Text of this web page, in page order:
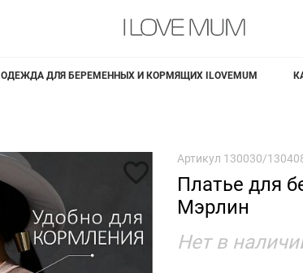
ОДЕЖДА ДЛЯ БЕРЕМЕННЫХ И КОРМЯЩИХ ILOVEMUM
Артикул 130030/
Платье для
Мэрлин
Нет в